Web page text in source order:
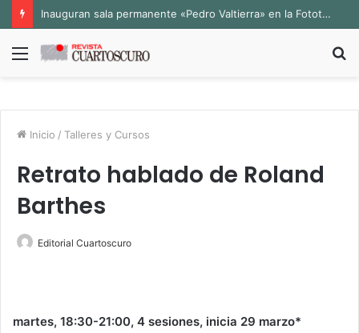
Inauguran sala permanente «Pedro Valtierra» en la Fototeca de Zacatecas
Menú
Inicio / Talleres y Cursos
Retrato hablado de Roland
Barthes
Editorial Cuartoscuro
martes, 18:30-21:00, 4 sesiones, inicia 29 marzo*